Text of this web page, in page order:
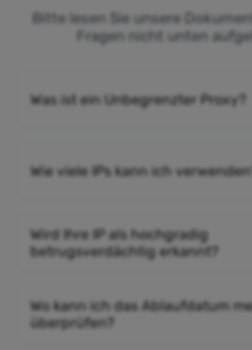
Bitte lesen Sie unsere
Fragen nicht unten
Was ist ein Unbegrenzter Proxy?
Wie viele IPs kann ich
Wird Ihre IP als hochgradig
betrugsverdächtig erkannt?
Wo kann ich das Ablaufdatum
überprüfen?